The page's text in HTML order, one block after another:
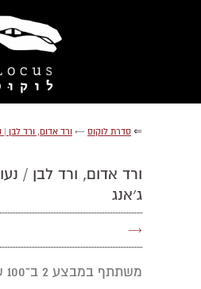
⇐ סדרת לוקוס ← ורד אדום, ורד לבן |
ורד אדום, ורד לבן /
ג׳אנג
→
משתתף במבצע 2 ב־100 שקלים